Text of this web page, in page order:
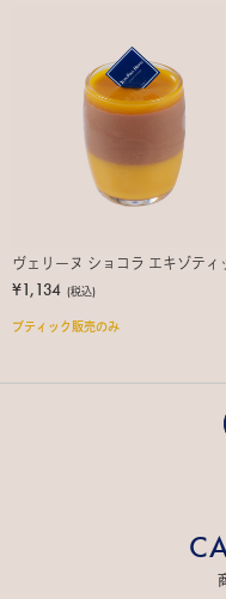
ヴェリーヌ ショコラ エキゾティ
¥1,134 (税込)
ブティック販売のみ